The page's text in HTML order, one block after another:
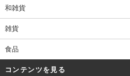
和雑貨
雑貨
食品
コンテンツを見る